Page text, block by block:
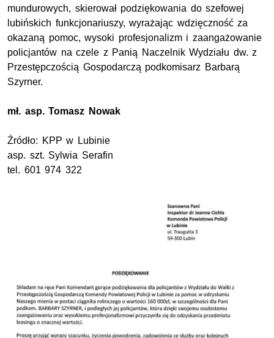
mundurowych, skierował podziękowania do szefowej
lubińskich funkcjonariuszy, wyrażając wdzięczność za
okazaną pomoc, wysoki profesjonalizm i zaangażowanie
policjantów na czele z Panią Naczelnik Wydziału dw. z
Przestępczością Gospodarczą podkomisarz Barbarą
Szyrner.
mł. asp.Tomasz Nowak
Źródło: KPP w Lubinie
asp. szt. Sylwia Serafin
tel. 601 974 322